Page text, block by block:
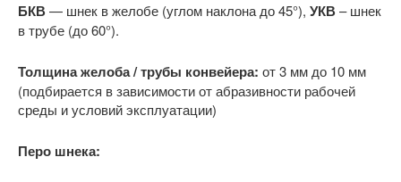
БКВ— шнек в желобе (углом наклона до 45°), УКВ– шнек
в трубе (до 60°).
Толщина желоба / трубы конвейера: от 3 мм до 10 мм
(подбирается в зависимости от абразивности рабочей
среды и условий эксплуатации)
Перо шнека: